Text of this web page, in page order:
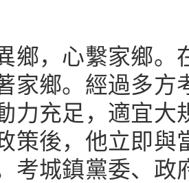
，心繫家鄉。
家鄉。經過多方
力充足，適宜大
策後，他立即
考城鎮黨委、政